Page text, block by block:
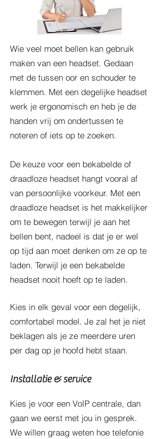
Wie veel moet bellen kan gebruik
maken van een headset. Gedaan
met de tussen oor en schouder te
klemmen. Met een degelijke headset
werk je ergonomisch en heb je de
handen vrij om ondertussen te
noteren of iets op te zoeken.
De keuze voor een bekabelde of
draadloze headset hangt vooral af
van persoonlijke voorkeur. Met een
draadloze headset is het makkelijker
om te bewegen terwijl je aan het
bellen bent, nadeel is dat je er wel
op tijd aan moet denken om ze op te
laden. Terwijl je een bekabelde
headset nooit hoeft op te laden.
Kies in elk geval voor een degelijk,
comfortabel model. Je zal het je niet
beklagen als je ze meerdere uren
per dag op je hoofd hebt staan.
Installatie & service
Kies je voor een VoIP centrale, dan
gaan we eerst met jou in gesprek.
We willen graag weten hoe telefonie